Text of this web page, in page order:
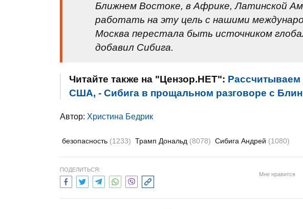
Ближнем Востоке, в Африке, Латинской
работать на эту цель с нашими
Москва перестала быть источником
добавил Сибига.
Читайте также на "Цензор.НЕТ": Рассчитываем
США, - Сибига в прощальном разговоре с
Автор: Христина Бедрик
безопасность (1233) Трамп Дональд (8078) Сибига Андрей (1080)
ПОДЕЛИТЬСЯ:
Мне нравится